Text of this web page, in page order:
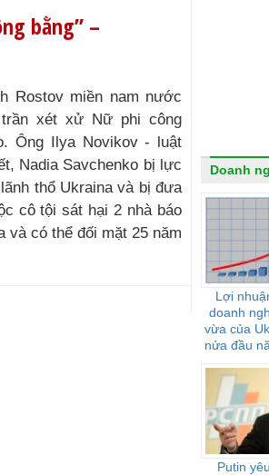
bằng” –
Rostov miền nam nước
xét xử Nữ phi công
Ông Ilya Novikov - luật
Nadia Savchenko bị lực
thổ Ukraina và bị đưa
cô tội sát hại 2 nhà báo
có thể đối mặt 25 năm
Doanh
Lợi
doanh
vừa của
nửa đầu
Putin